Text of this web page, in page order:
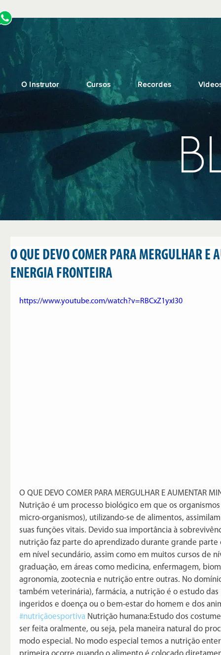
O Instrutor Cursos Recordes
O QUE DEVO COMER PARA MERGULHAR E
ENERGIA FRONTEIRA
https://www.youtube.com/watch?v=RBCxZ1yxI30
O QUE DEVO COMER PARA MERGULHAR E AUMENTAR
Nutrição é um processo biológico em que os
micro-organismos), utilizando-se de alimentos,
suas funções vitais. Devido sua importância à
nutrição faz parte do aprendizado durante grande
em nível secundário, assim como em muitos cursos de
graduação, em áreas como medicina, enfermagem,
agronomia, zootecnia e nutrição entre outras. No
também veterinária), farmácia, a nutrição é o estudo
ingeridos e doença ou o bem-estar do homem e dos
#nutriçãoesportiva Nutrição humana:Estudo dos
ser feita oralmente, ou seja, pela maneira natural do
modo especial. No modo especial temos a nutrição